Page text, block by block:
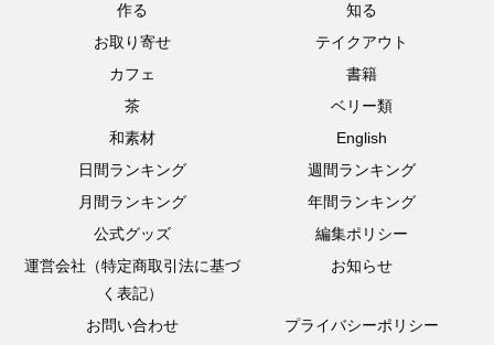
作る
知る
お取り寄せ
テイクアウト
カフェ
書籍
茶
ベリー類
和素材
English
日間ランキング
週間ランキング
月間ランキング
年間ランキング
公式グッズ
編集ポリシー
運営会社（特定商取引法に基づ
く表記）
お知らせ
お問い合わせ プライバシーポリシー